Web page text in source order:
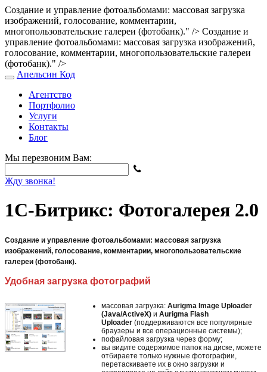
Создание и управление фотоальбомами: массовая загрузка
изображений, голосование, комментарии,
многопользовательские галереи (фотобанк)." /> Создание и
управление фотоальбомами: массовая загрузка изображений,
голосование, комментарии, многопользовательские галереи
(фотобанк)." />
Апельсин Код
Агентство
Портфолио
Услуги
Контакты
Блог
Мы перезвоним Вам:
Жду звонка!
1С-Битрикс: Фотогалерея 2.0
Создание и управление фотоальбомами: массовая загрузка
изображений, голосование, комментарии, многопользовательские
галереи (фотобанк).
Удобная загрузка фотографий
массовая загрузка: Aurigma Image Uploader
(Java/ActiveX) и Aurigma Flash
Uploader (поддерживаются все популярные
браузеры и все операционные системы);
пофайловая загрузка через форму;
вы видите содержимое папок на диске, можете
отбираете только нужные фотографии,
перетаскиваете их в окно загрузки и